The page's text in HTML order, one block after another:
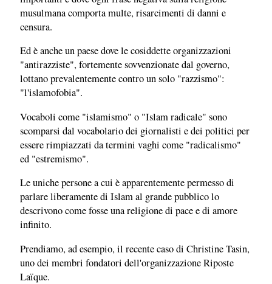
musulmana comporta multe, risarcimenti di danni e
censura.
Ed è anche un paese dove le cosiddette organizzazioni
"antirazziste", fortemente sovvenzionate dal governo,
lottano prevalentemente contro un solo "razzismo":
"l'islamofobia".
Vocaboli come "islamismo" o "Islam radicale" sono
scomparsi dal vocabolario dei giornalisti e dei politici per
essere rimpiazzati da termini vaghi come "radicalismo"
ed "estremismo".
Le uniche persone a cui è apparentemente permesso di
parlare liberamente di Islam al grande pubblico lo
descrivono come fosse una religione di pace e di amore
infinito.
Prendiamo, ad esempio, il recente caso di Christine Tasin,
uno dei membri fondatori dell'organizzazione Riposte
Laïque.